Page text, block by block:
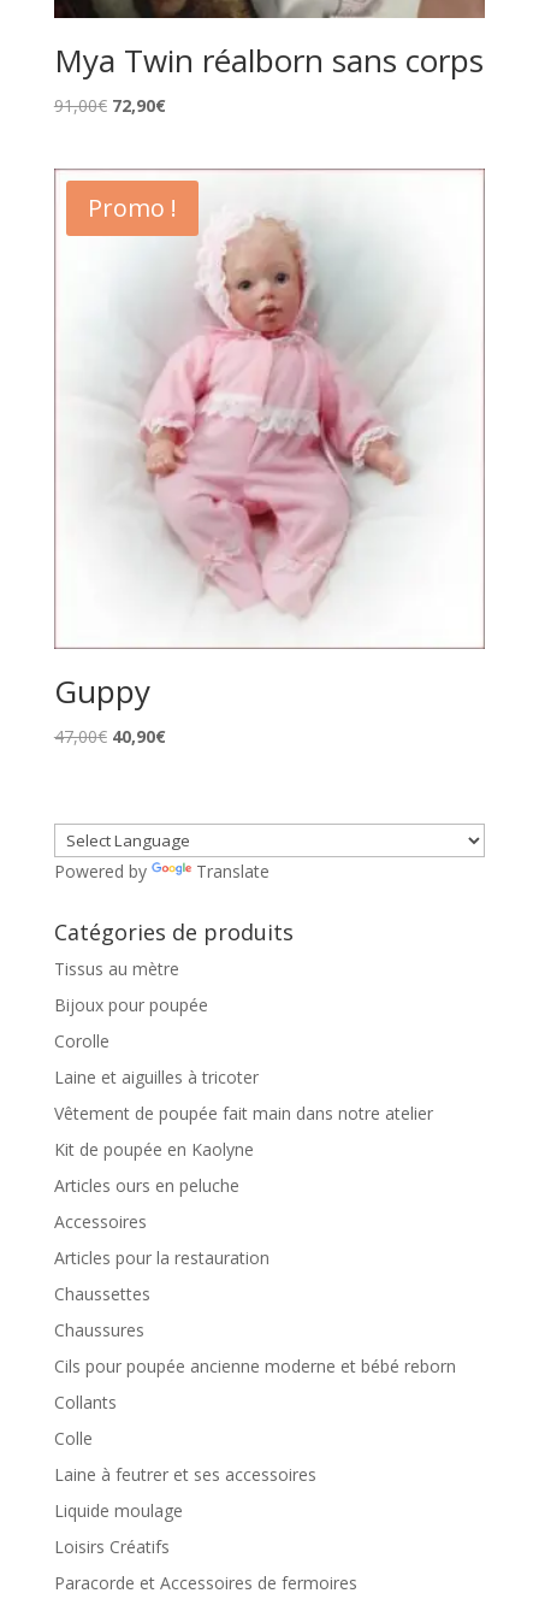
Mya Twin réalborn sans corps
91,00€ Le
était :
91,00€.
72,90€Le
est :
72,90€.
Promo !
Guppy
47,00€ Le
était :
47,00€.
40,90€Le
est :
40,90€.
Powered by
Translate
Catégories de produits
Tissus au mètre
Bijoux pour poupée
Corolle
Laine et aiguilles à tricoter
Vêtement de poupée fait main dans notre atelier
Kit de poupée en Kaolyne
Articles ours en peluche
Accessoires
Articles pour la restauration
Chaussettes
Chaussures
Cils pour poupée ancienne moderne et bébé reborn
Collants
Colle
Laine à feutrer et ses accessoires
Liquide moulage
Loisirs Créatifs
Paracorde et Accessoires de fermoires